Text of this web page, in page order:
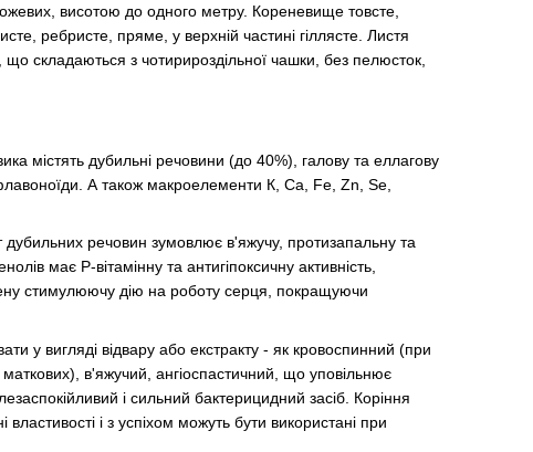
висотою до одного метру. Кореневище товсте,
ребристе, пряме, у верхній частині гіллясте. Листя
що складаються з чотирироздільної чашки, без пелюсток,
містять дубильні речовини (до 40%), галову та еллагову
А також макроелементи К, Са, Fe, Zn, Se,
дубильних речовин зумовлює в'яжучу, протизапальну та
має Р-вітамінну та антигіпоксичну активність,
стимулюючу дію на роботу серця, покращуючи
у вигляді відвару або екстракту - як кровоспинний (при
в'яжучий, ангіоспастичний, що уповільнює
і сильний бактерицидний засіб. Коріння
і з успіхом можуть бути використані при